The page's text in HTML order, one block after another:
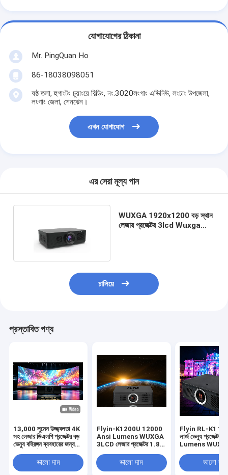
যোগাযোগের ঠিকানা
Mr. PingQuan Ho
86-18038098051
ষষ্ঠ তলা, হুগাংটং চুয়াংয়ে বিল্ডিং, নং.3020লংগাং এভিনিউ, লংচাং উপজেলা,
লংগাং জেলা, শেনঝেন।
এখন যোগাযোগ
এর সেরা মূল্য পান
WUXGA 1920x1200 বড় স্থান
লেজার প্রজেক্টর 3lcd Wuxga
চালিয়ে
প্রস্তাবিত পণ্য
13,000 লুমেন উজ্জ্বলতা 4K
সহ লেজার ডিএলপি প্রজেক্টর বড়
ভেন্যু বহিরঙ্গন ব্যবহারের জন্য
ভালো দাম
Flyin-K1200U 12000
Ansi Lumens WUXGA
3LCD লেজার প্রজেক্টর 1.8x
বড় ভেন্যু অডিটোরিয়ামের জন্য
ভালো দাম
Flyin RL-K1
লার্জ ভেন্যু
Lumens
ভালো দাম